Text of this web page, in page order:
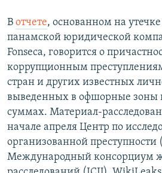
В отчете, основанном на
панамской юридической
Fonseca, говорится о
коррупционным
стран и других известных
выведенных в офшорные зоны
суммах. Материал-
начале апреля Центр по
организованной преступности
Международный консорциум